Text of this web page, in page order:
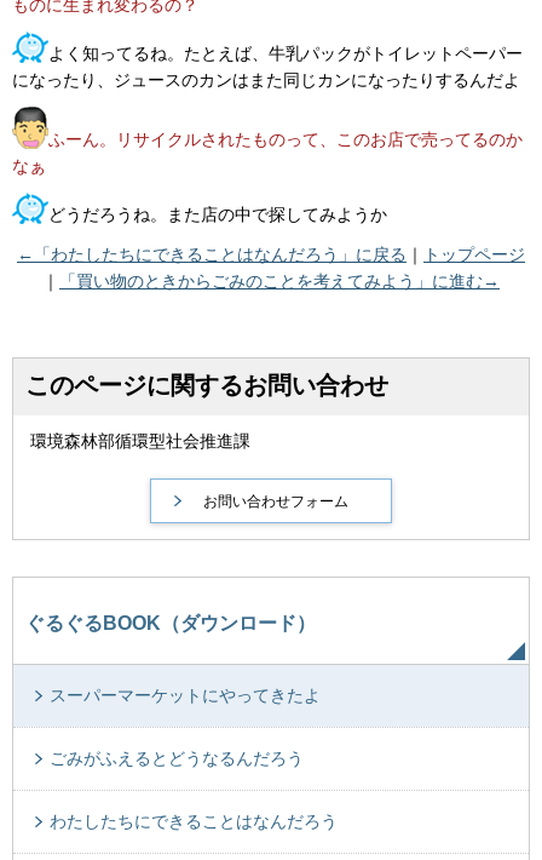
ものに生まれ変わるの？
よく知ってるね。たとえば、牛乳パックがトイレットペーパー
になったり、ジュースのカンはまた同じカンになったりするんだよ
ふーん。リサイクルされたものって、このお店で売ってるのか
なぁ
どうだろうね。また店の中で探してみようか
←「わたしたちにできることはなんだろう」に戻る ｜
トップページ
｜
「買い物のときからごみのことを考えてみよう」に進む→
このページに関するお問い合わせ
環境森林部循環型社会推進課
ぐるぐるBOOK（ダウンロード）
スーパーマーケットにやってきたよ
ごみがふえるとどうなるんだろう
わたしたちにできることはなんだろう